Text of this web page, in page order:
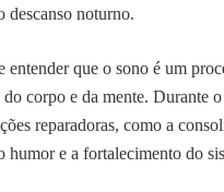
descanso noturno.
entender que o sono é um
do corpo e da mente. Durante
reparadoras, como a
humor e a fortalecimento do